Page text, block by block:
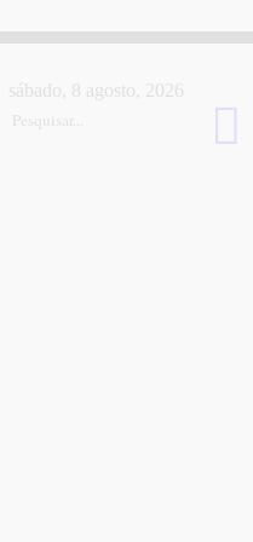
sábado, 8 agosto, 2026